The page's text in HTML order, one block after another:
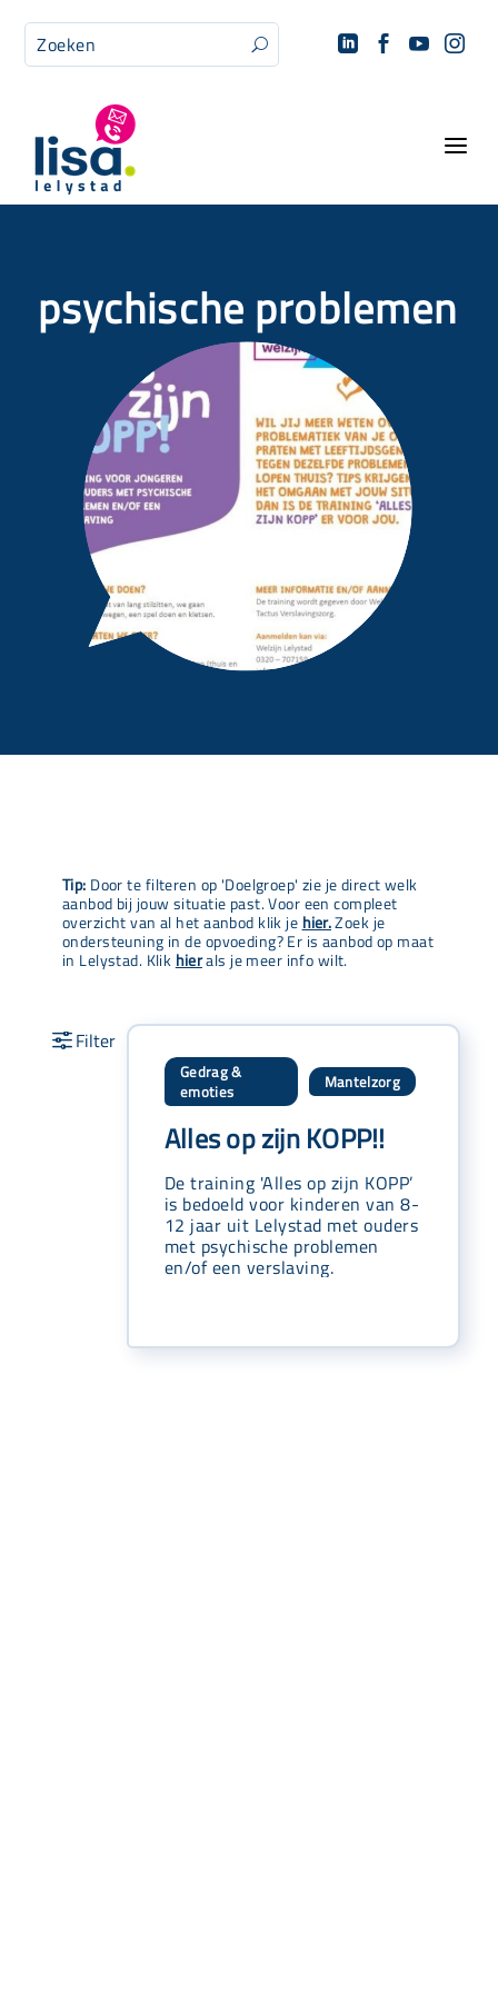
U    
a
psychische problemen
Tip: Door te filteren op 'Doelgroep' zie je direct welk
aanbod bij jouw situatie past. Voor een compleet
overzicht van al het aanbod klik je hier.Zoek je
ondersteuning in de opvoeding? Er is aanbod op maat
in Lelystad. Klik hierals je meer info wilt.
Gedrag &
emoties
Mantelzorg
Alles op zijn KOPP!!
De training 'Alles op zijn KOPP’
is bedoeld voor kinderen van 8-
12 jaar uit Lelystad met ouders
met psychische problemen
en/of een verslaving.